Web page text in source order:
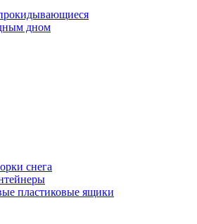
дном
снега
пластиковые ящики